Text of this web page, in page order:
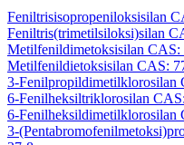
Feniltrisisopropeniloksisilan
Feniltris(trimetilsiloksi)silan
Metilfenildimetoksisilan CAS:
Metilfenildietoksisilan CAS:
3-Fenilpropildimetilklorosilan
6-Fenilheksiltriklorosilan
6-Fenilheksildimetilklorosilan
3-